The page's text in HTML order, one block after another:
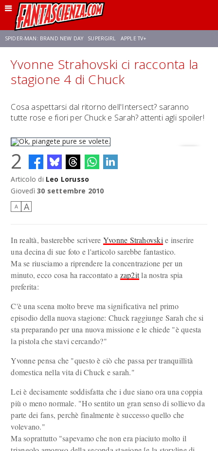
SPIDER-MAN: BRAND NEW DAY SUPERGIRL APPLE TV+
FRANCO RICCIARDIELLO ZENDAYA STAR TREK AVENGERS: DOOMSDAY
Yvonne Strahovski ci racconta la
stagione 4 di Chuck
Cosa aspettarsi dal ritorno dell'Intersect? saranno
tutte rose e fiori per Chuck e Sarah? attenti agli spoiler!
Ok, piangete pure se volete.
2
Articolo di Leo Lorusso
Giovedì 30 settembre 2010
A A
In realtà, basterebbe scrivere Yvonne Strahovski e inserire
una decina di sue foto e l'articolo sarebbe fantastico.
Ma se riusciamo a riprendere la concentrazione per un
minuto, ecco cosa ha raccontato a zap2itla nostra spia
preferita:
C'è una scena molto breve ma significativa nel primo
episodio della nuova stagione: Chuck raggiunge Sarah che si
sta preparando per una nuova missione e le chiede "è questa
la pistola che stavi cercando?"
Yvonne pensa che "questo è ciò che passa per tranquillità
domestica nella vita di Chuck e sarah."
Lei è decisamente soddisfatta che i due siano ora una coppia
più o meno normale. "Ho sentito un gran senso di sollievo da
parte dei fans, perchè finalmente è successo quello che
volevano."
Ma soprattutto "sapevamo che non era piaciuto molto il